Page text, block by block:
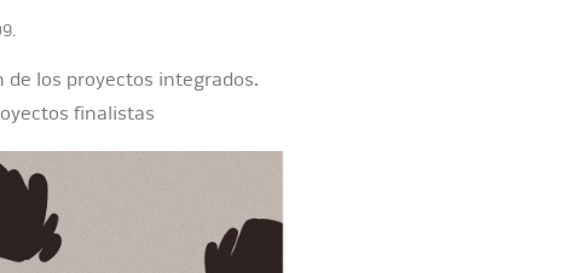
de los proyectos integrados.
finalistas